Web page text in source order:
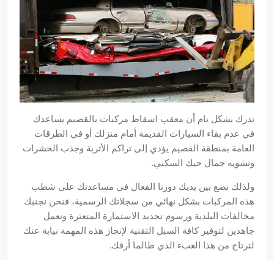
ندرك بشكل تام أن معقب اسقاط مركبات بالقصيم يساعدك
في عدم بقاء السيارات القديمة أمام منزلك أو في الطرقات
العامة بمنطقة القصيم يؤدي إلى تراكم الأتربة وجذب الحشرات
وتشويه جمال حيك السكني.
ولذلك نضع بين يديك دورنا الفعال في مساعدتك على شطب
هذه المركبات بشكل نهائي من سجلاتك الرسمية، فنحن نجنبك
مخالفات البلدية ورسوم تجديد الاستمارة المتعثرة ونعمل
جاهدين لتوفير كافة السبل التقنية لإنجاز هذه المهمة نيابة عنك
لترتاح من هذا العبء الذي طالما أرقك.